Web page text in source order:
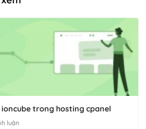
trong hosting cpanel
luận